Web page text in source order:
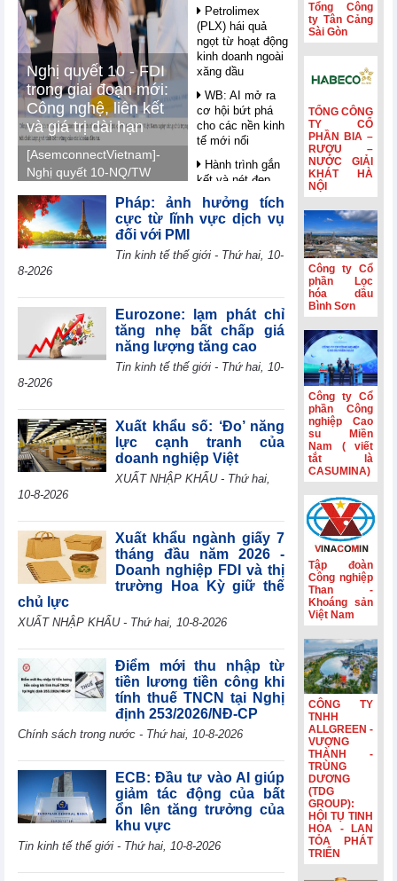
Nghị quyết 10 - FDI
trong giai đoạn mới:
Công nghệ, liên kết
và giá trị dài hạn
[AsemconnectVietnam]-
Nghị quyết 10-NQ/TW
điệp mới tới cộng đồng
đầu tư quốc tế: Việt
Nam không chỉ cần
thêm vốn đầu tư trực
tiếp nước ngoài (FDI),
mà hướng tới những
dòng vốn tạo ra giá trị
gia tăng cao hơn, mang
theo công nghệ, tri thức,
kỹ năng và tạo được mối
liên kết sâu hơn với nền
Petrolimex
(PLX) hái quả
ngọt từ hoạt động
kinh doanh ngoài
xăng dầu
WB: AI mở ra
cơ hội bứt phá
cho các nền kinh
tế mới nổi
Hành trình gắn
kết và nét đẹp
văn hóa Phân lân
Văn Điển
thanh lý tài sản,
lợi nhuận quý
Kinh doanh và
Phát triển Bình
Dương (TDC):
Lợi nhuận sau
dòng tiền âm
thêm 126,9 tỷ
đồng
VIFTA mở thêm
dư địa cho hàng
Coteccons
(CTD) lãi 788 tỷ
đồng năm tài
chính 2026
xuất công nghiệp
khu vực
Eurozone đạt
mức cao nhất
trong gần 4 năm
rưỡi
Pháp: ảnh hưởng tích
cực từ lĩnh vực dịch vụ
đối với PMI
Tin kinh tế thế giới - Thứ hai, 10-
8-2026
Eurozone: lạm phát chỉ
tăng nhẹ bất chấp giá
năng lượng tăng cao
Tin kinh tế thế giới - Thứ hai, 10-
8-2026
Xuất khẩu số: ‘Đo’ năng
lực cạnh tranh của
doanh nghiệp Việt
XUẤT NHẬP KHẨU - Thứ hai,
10-8-2026
Xuất khẩu ngành giấy 7
tháng đầu năm 2026 -
Doanh nghiệp FDI và thị
trường Hoa Kỳ giữ thế
chủ lực
XUẤT NHẬP KHẨU - Thứ hai, 10-8-2026
Điểm mới thu nhập từ
tiền lương tiền công khi
tính thuế TNCN tại Nghị
định 253/2026/NĐ-CP
Chính sách trong nước - Thứ hai, 10-8-2026
ECB: Đầu tư vào AI giúp
giảm tác động của bất
ổn lên tăng trưởng của
khu vực
Tin kinh tế thế giới - Thứ hai, 10-8-2026
Tổng Công
ty Tân Cảng
Sài Gòn
TỔNG CÔNG
TY CỔ
PHẦN BIA –
RƯỢU –
NƯỚC GIẢI
KHÁT HÀ
NỘI
Công ty Cổ
phần Lọc
hóa dầu
Bình Sơn
Công ty Cổ
phần Công
nghiệp Cao
su Miền
Nam ( viết
tắt là
CASUMINA)
Tập đoàn
Công nghiệp
Than -
Khoáng sản
Việt Nam
CÔNG TY
TNHH
ALLGREEN -
VƯỢNG
THÀNH -
TRÙNG
DƯƠNG
(TDG
GROUP):
HỘI TỤ TINH
HOA - LAN
TỎA PHÁT
TRIỂN